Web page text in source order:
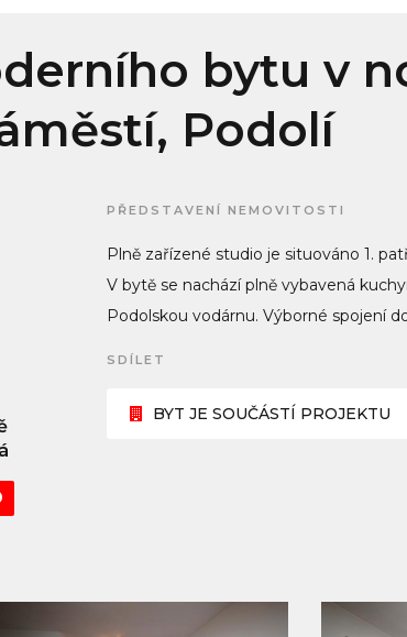
bytu v
Podolí
PŘEDSTAVENÍ NEMOVITOSTI
Plně zařízené studio je situováno 1.
V bytě se nachází plně vybavená
Podolskou vodárnu. Výborné spojení
SDÍLET
BYT JE SOUČÁSTÍ PROJEKTU